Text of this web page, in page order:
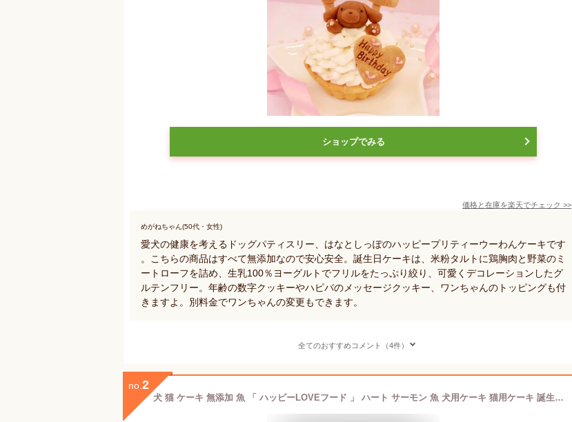
ショップでみる
価格と在庫を楽天でチェック >>
めがねちゃん(50代・女性)
愛犬の健康を考えるドッグパティスリー、はなとしっぽのハッピープリティーウーわんケーキです
。こちらの商品はすべて無添加なので安心安全。誕生日ケーキは、米粉タルトに鶏胸肉と野菜のミ
ートローフを詰め、生乳100％ヨーグルトでフリルをたっぷり絞り、可愛くデコレーションしたグ
ルテンフリー。年齢の数字クッキーやハピバのメッセージクッキー、ワンちゃんのトッピングも付
きますよ。別料金でワンちゃんの変更もできます。
全てのおすすめコメント（4件）
no. 2
犬 猫 ケーキ 無添加 魚 「 ハッピーLOVEフード 」 ハート サーモン 魚 犬用ケーキ 猫用ケーキ 誕生日 乳糖 フリー 人気 おすすめ ヘルシー ピンク 安心 安全 健康 ギフト 食いつき ハート グルテンフリー